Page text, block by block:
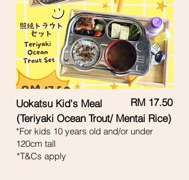
Uokatsu Kid's Meal
RM 17.50
(Teriyaki Ocean Trout/ Mentai Rice)
*For kids 10 years old and/or under
120cm tall
*T&Cs apply